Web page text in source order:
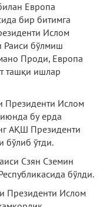
Европа
бир битимга
Ислом
Раиси бўлмиш
Проди, Европа
ташқи ишлар
Президенти Ислом
бу ерда
АҚШ Президенти
бўлиб ўтди.
Сзян Сземин
бўлди.
Президенти Ислом